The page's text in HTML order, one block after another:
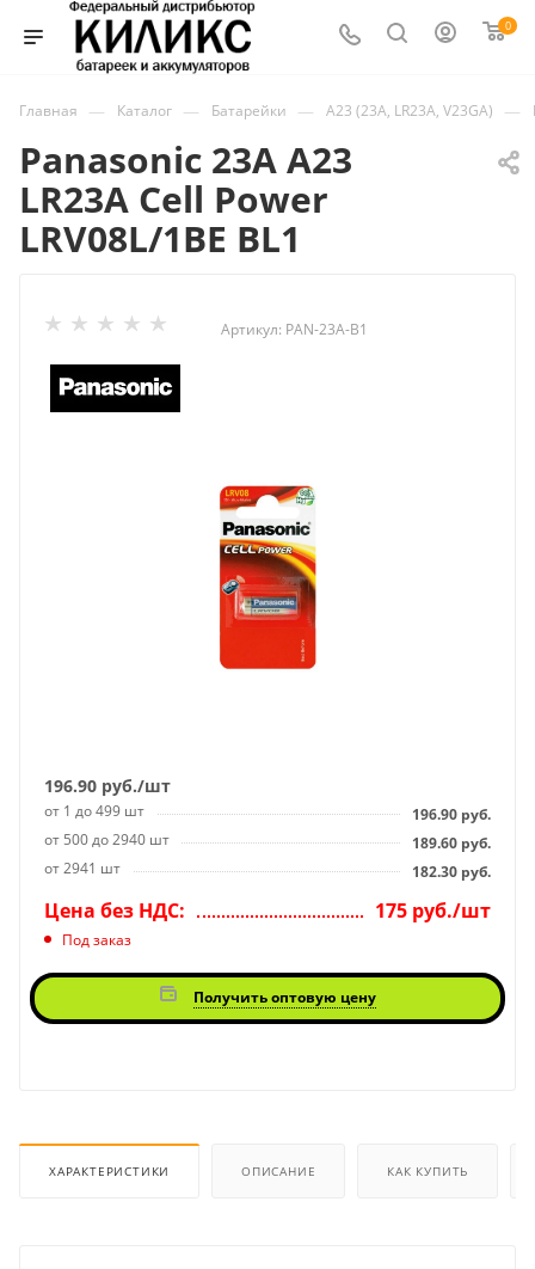
0
Главная — Каталог — Батарейки — A23 (23A, LR23A, V23GA) —
Panasonic 23A A23
LR23A Cell Power
LRV08L/1BE BL1
Артикул: PAN-23A-B1
196.90 руб./шт
от 1 до 499 шт 196.90 руб.
от 500 до 2940 шт
189.60 руб.
от 2941 шт
182.30 руб.
Цена без НДС: 175 руб./шт
Под заказ
Получить оптовую цену
ХАРАКТЕРИСТИКИ ОПИСАНИЕ КАК КУПИТЬ